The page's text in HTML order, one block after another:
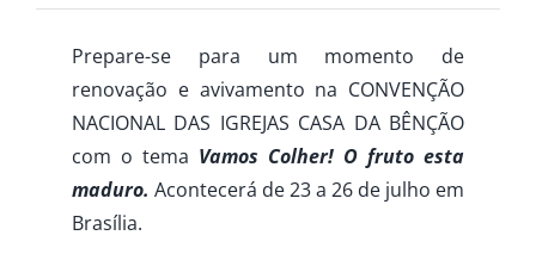
quantidade
Prepare-se para um momento de
renovação e avivamento na CONVENÇÃO
NACIONAL DAS IGREJAS CASA DA BÊNÇÃO
com o tema Vamos Colher! O fruto esta
maduro. Acontecerá de 23 a 26 de julho em
Brasília.